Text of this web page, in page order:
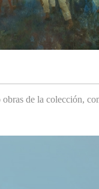
obras de la colección,